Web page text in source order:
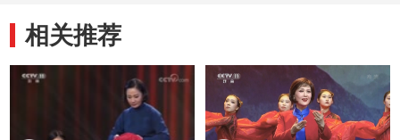
相关推荐